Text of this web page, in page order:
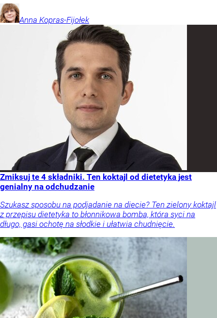
Anna Kopras-Fijołek
Zmiksuj te 4 składniki. Ten koktajl od dietetyka jest
genialny na odchudzanie
Szukasz sposobu na podjadanie na diecie? Ten zielony koktajl
z przepisu dietetyka to błonnikowa bomba, która syci na
długo, gasi ochotę na słodkie i ułatwia chudnięcie.